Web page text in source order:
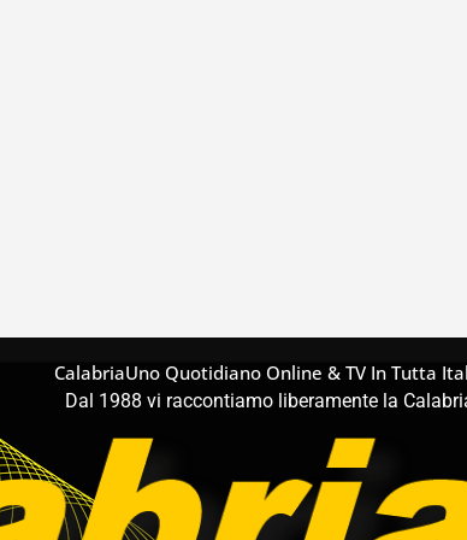
CalabriaUno Quotidiano Online & TV In Tutta
Dal 1988 vi raccontiamo liberamente la